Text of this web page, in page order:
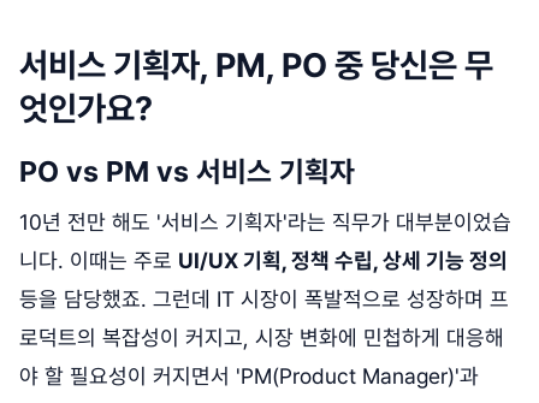
서비스 기획자, PM, PO 중 당신은 무
엇인가요?
PO vs PM vs 서비스 기획자
10년 전만 해도 '서비스 기획자'라는 직무가 대부분이었습
니다. 이때는 주로 UI/UX 기획, 정책 수립, 상세 기능 정의
등을 담당했죠. 그런데 IT 시장이 폭발적으로 성장하며 프
로덕트의 복잡성이 커지고, 시장 변화에 민첩하게 대응해
야 할 필요성이 커지면서 'PM(Product Manager)'과